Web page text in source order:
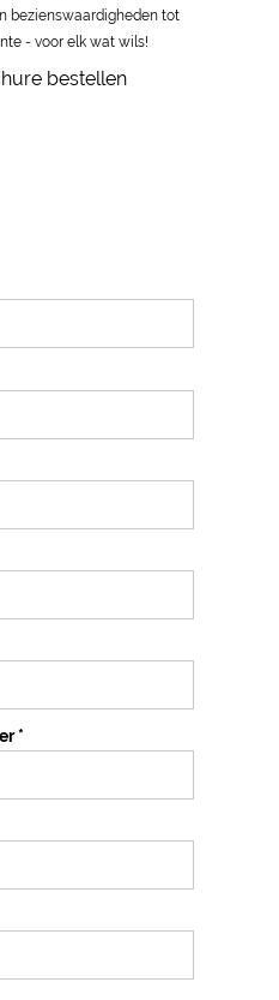
bezienswaardigheden tot
- voor elk wat wils!
bestellen
*